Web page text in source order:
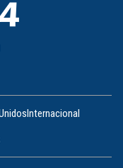
Internacional